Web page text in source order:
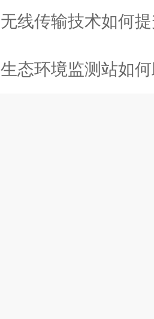
无线传输技术如何提升便携
生态环境监测站如何助